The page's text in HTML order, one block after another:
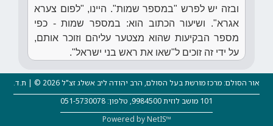
ובזה יש לפרש "במספר שמות". היינו, "לפום צערא
אגרא". ושיעור הכתוב הוא: במספר שמות - כפי
מספר הבקיעות שהוא מצטער עליהם וזוכר אותם,
על ידי זה זוכים ל"שאו את ראש בני ישראל".
אור הסולם: מרכז מורשת בעל הסולם, הרב יהודה ליב אשלג זצ"ל 2026 © | ת.ד.
101 מושב לוזית 9984500, טלפון: 051-5730078
Powered by NetIS™